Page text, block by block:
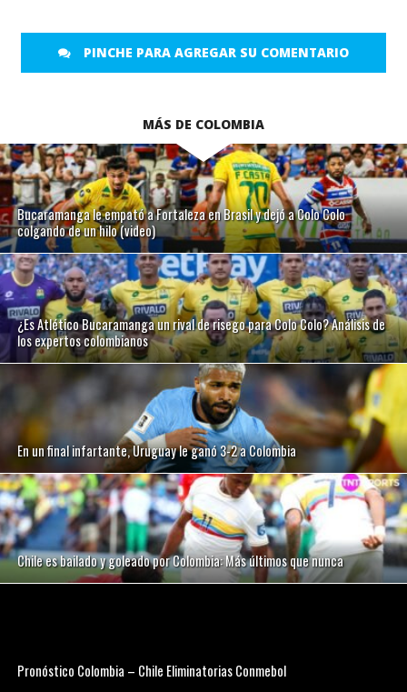
PINCHE PARA AGREGAR SU COMENTARIO
MÁS DE COLOMBIA
Bucaramanga le empató a Fortaleza en Brasil y dejó a Colo Colo
colgando de un hilo (video)
¿Es Atlético Bucaramanga un rival de risego para Colo Colo? Análisis de
los expertos colombianos
En un final infartante, Uruguay le ganó 3-2 a Colombia
Chile es bailado y goleado por Colombia: Más últimos que nunca
Pronóstico Colombia – Chile Eliminatorias Conmebol